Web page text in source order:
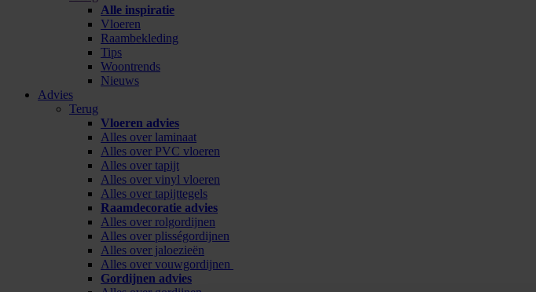
Alle inspiratie
Vloeren
Raambekleding
Tips
Woontrends
Nieuws
Advies
Terug
Vloeren advies
Alles over laminaat
Alles over PVC vloeren
Alles over tapijt
Alles over vinyl vloeren
Alles over tapijttegels
Raamdecoratie advies
Alles over rolgordijnen
Alles over plisségordijnen
Alles over jaloezieën
Alles over vouwgordijnen
Gordijnen advies